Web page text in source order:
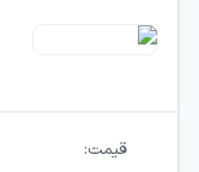
قیمت: